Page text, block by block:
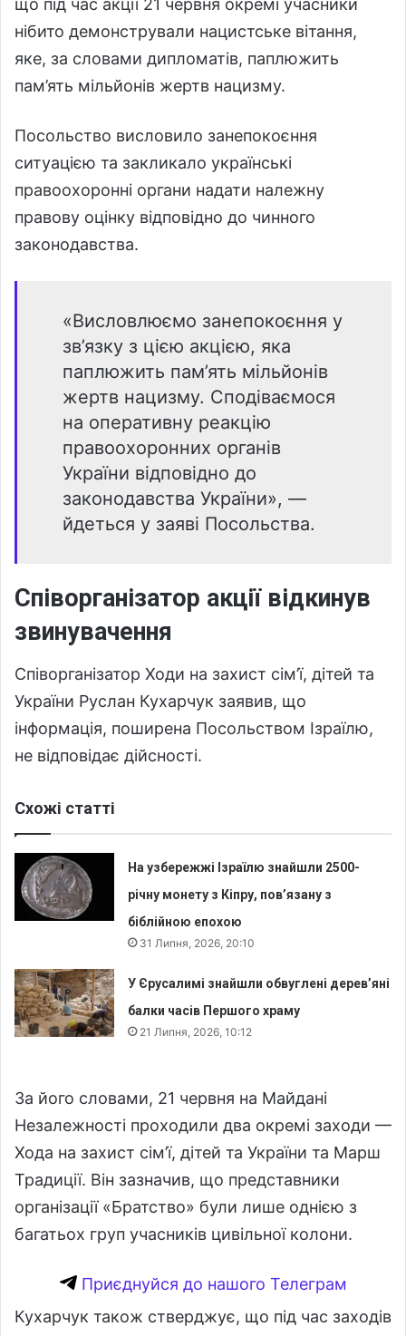
нібито демонстрували нацистське вітання,
яке, за словами дипломатів, паплюжить
пам’ять мільйонів жертв нацизму.
Посольство висловило занепокоєння
ситуацією та закликало українські
правоохоронні органи надати належну
правову оцінку відповідно до чинного
законодавства.
«Висловлюємо занепокоєння у
зв’язку з цією акцією, яка
паплюжить пам’ять мільйонів
жертв нацизму. Сподіваємося
на оперативну реакцію
правоохоронних органів
України відповідно до
законодавства України», —
йдеться у заяві Посольства.
Співорганізатор акції відкинув
звинувачення
Співорганізатор Ходи на захист сім’ї, дітей та
України Руслан Кухарчук заявив, що
інформація, поширена Посольством Ізраїлю,
не відповідає дійсності.
Схожі статті
На узбережжі Ізраїлю знайшли 2500-
річну монету з Кіпру, пов’язану з
біблійною епохою
31 Липня, 2026, 20:10
У Єрусалимі знайшли обвуглені дерев’яні
балки часів Першого храму
21 Липня, 2026, 10:12
За його словами, 21 червня на Майдані
Незалежності проходили два окремі заходи —
Хода на захист сім’ї, дітей та України та Марш
Традиції. Він зазначив, що представники
організації «Братство» були лише однією з
багатьох груп учасників цивільної колони.
Приєднуйся до нашого Телеграм
Кухарчук також стверджує, що під час заходів